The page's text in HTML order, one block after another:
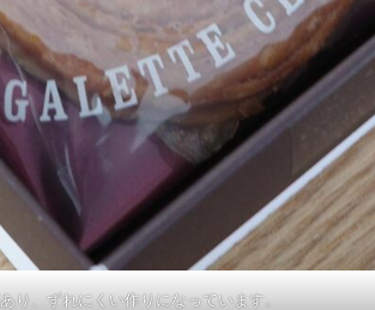
り、ずれにくい作りになっています。